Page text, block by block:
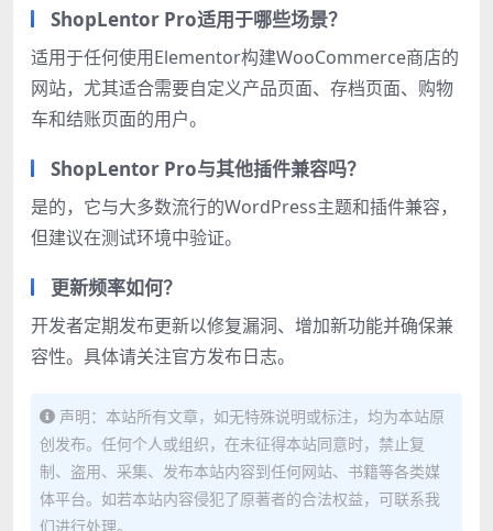
ShopLentor Pro适用于哪些场景？
适用于任何使用Elementor构建WooCommerce商店的
网站，尤其适合需要自定义产品页面、存档页面、购物
车和结账页面的用户。
ShopLentor Pro与其他插件兼容吗？
是的，它与大多数流行的WordPress主题和插件兼容，
但建议在测试环境中验证。
更新频率如何？
开发者定期发布更新以修复漏洞、增加新功能并确保兼
容性。具体请关注官方发布日志。
声明：本站所有文章，如无特殊说明或标注，均为本站原
创发布。任何个人或组织，在未征得本站同意时，禁止复
制、盗用、采集、发布本站内容到任何网站、书籍等各类媒
体平台。如若本站内容侵犯了原著者的合法权益，可联系我
们进行处理。